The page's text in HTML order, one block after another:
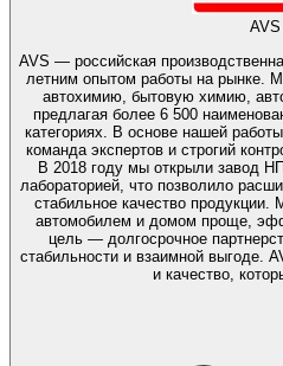
AVS
AVS — российская
летним опытом работы на рынке.
автохимию, бытовую химию,
предлагая более 6 500
категориях. В основе нашей
команда экспертов и строгий
В 2018 году мы открыли завод
лабораторией, что позволило
стабильное качество продукции. Мы стремимся делать уход за
автомобилем и домом проще,
цель — долгосрочное
стабильности и взаимной выгоде.
и качество,